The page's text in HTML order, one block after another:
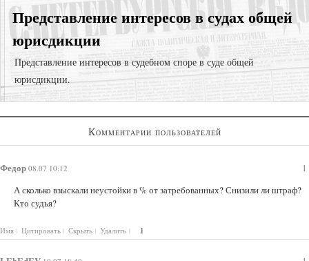
Представление интересов в судах общей
юрисдикции
Представление интересов в судебном споре в суде общей
юрисдикции.
Суд с компанией-застройщиком;
Возврат долгов через взыскание задолженности;
Комментарии пользователей
1
Федор 08.07 10:12
А сколько взыскали неустойки в % от затребованных? Снизили ли штраф?
Кто судья?
Имя Цитировать Скрыть Удалить 1